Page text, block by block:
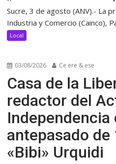
Sucre, 3 de agosto (ANV).- La
Industria y Comercio (Cainco),
Local
03/08/2026 Ce ere & ese
Casa de la
redactor del
Independencia
antepasado de
«Bibi» Urquidi